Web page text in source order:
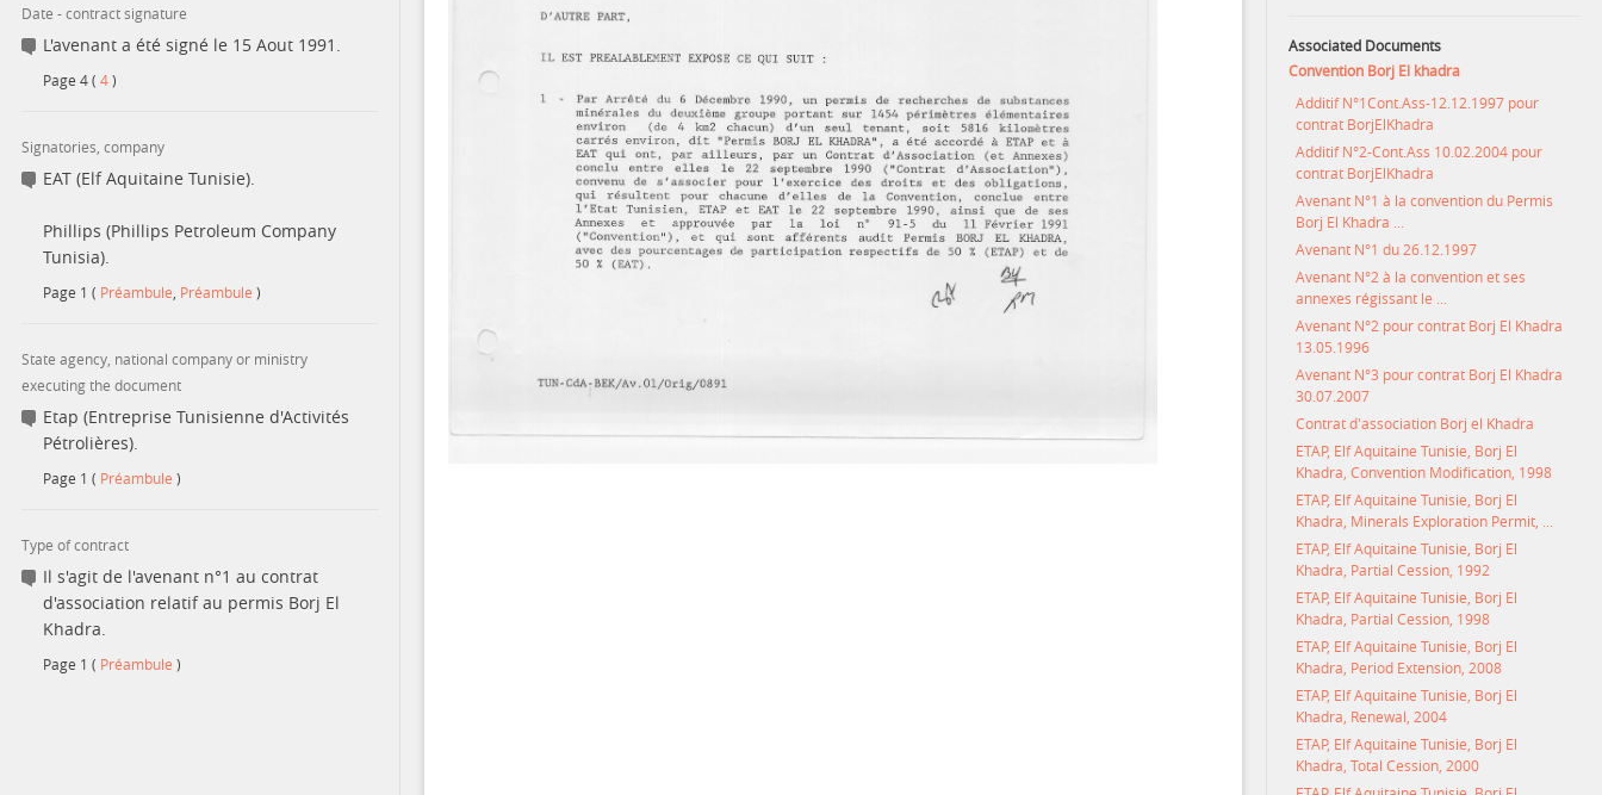
Date - contract signature
L'avenant a été signé le 15 Aout 1991.
Page 4( 4)
Signatories, company
EAT (Elf Aquitaine Tunisie).
Phillips (Phillips Petroleum Company
Tunisia).
Page 1 ( Préambule Préambule )
State agency, national company or ministry
executing the document
Etap (Entreprise Tunisienne d'Activités
Pétrolières).
Page 1 ( Préambule )
Type of contract
Il s'agit de l'avenant n°1 au contrat
d'association relatif au permis Borj El
Khadra.
Page 1 ( Préambule )
Associated Documents
Convention Borj El khadra
Additif N°1Cont.Ass-12.12.1997 pour
contrat BorjElKhadra
Additif N°2-Cont.Ass 10.02.2004 pour
contrat BorjElKhadra
Avenant N°1 à la convention du Permis
Borj El Khadra ...
Avenant N°1 du 26.12.1997
Avenant N°2 à la convention et ses
annexes régissant le ...
Avenant N°2 pour contrat Borj El Khadra
13.05.1996
Avenant N°3 pour contrat Borj El Khadra
30.07.2007
Contrat d'association Borj el Khadra
ETAP, Elf Aquitaine Tunisie, Borj El
Khadra, Convention Modification, 1998
ETAP, Elf Aquitaine Tunisie, Borj El
Khadra, Minerals Exploration Permit, ...
ETAP, Elf Aquitaine Tunisie, Borj El
Khadra, Partial Cession, 1992
ETAP, Elf Aquitaine Tunisie, Borj El
Khadra, Partial Cession, 1998
ETAP, Elf Aquitaine Tunisie, Borj El
Khadra, Period Extension, 2008
ETAP, Elf Aquitaine Tunisie, Borj El
Khadra, Renewal, 2004
ETAP, Elf Aquitaine Tunisie, Borj El
Khadra, Total Cession, 2000